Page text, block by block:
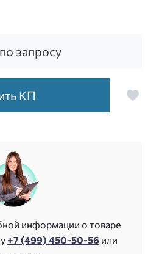
запросу
КП
информации о товаре
+7 (499) 450-50-56 или